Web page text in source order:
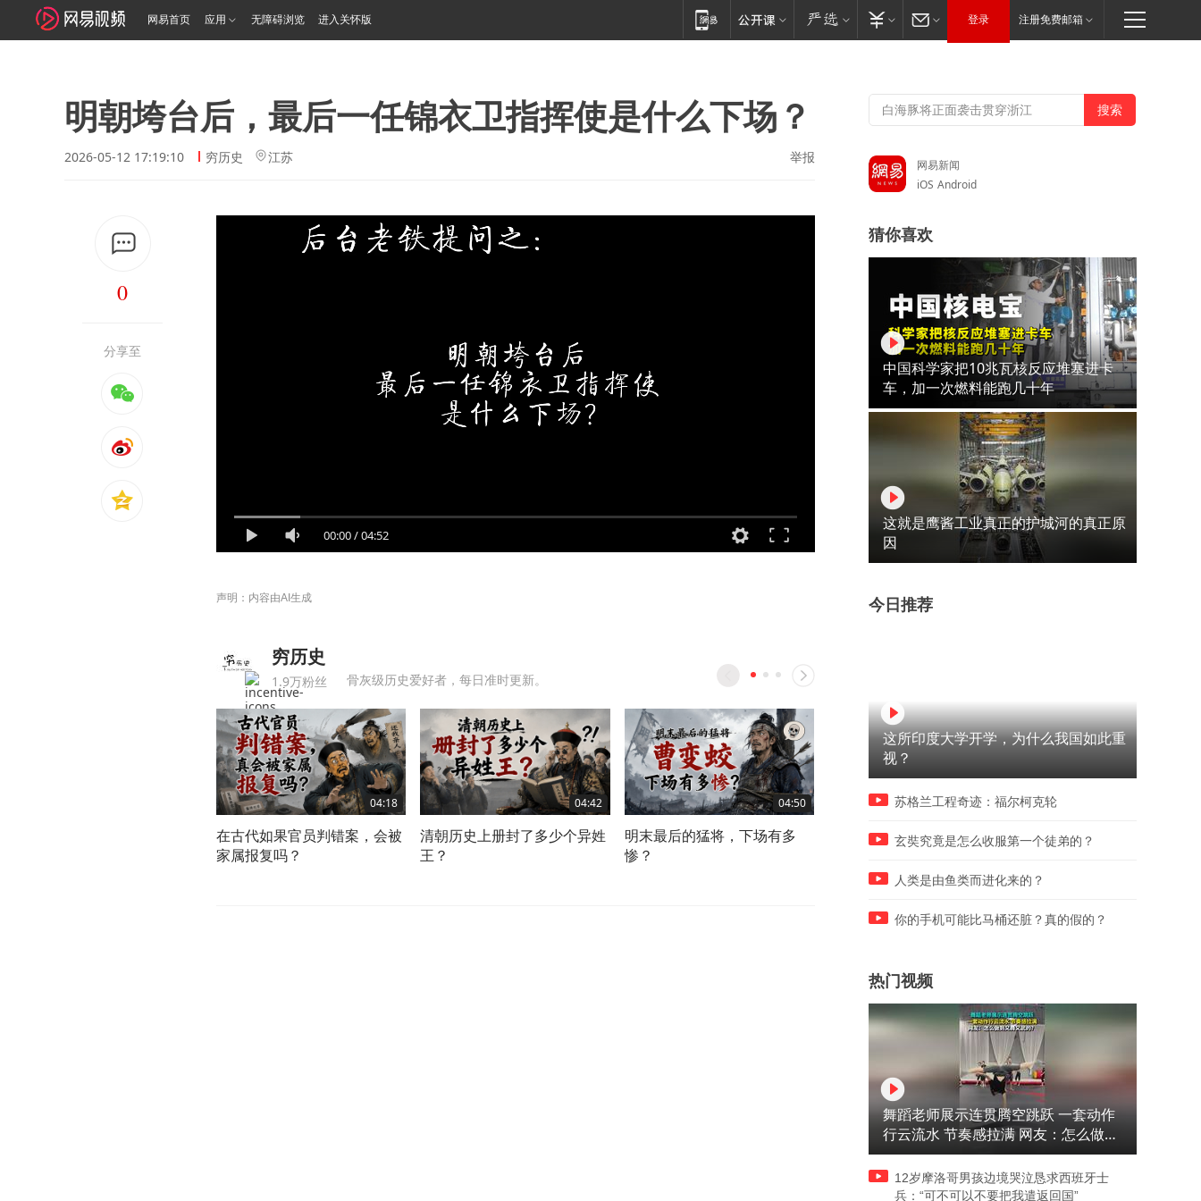
网易首页 应用 无障碍浏览 进入关怀版 登录 注册免费邮箱
明朝垮台后，最后一任锦衣卫指挥使是什么下场？
2026-05-12 17:19:10 穷历史 江苏 举报
0
分享至
00:00/04:52
声明：内容由AI生成
穷历史
1.9万粉丝 骨灰级历史爱好者，每日准时更新。
04:18
在古代如果官员判错案，会被
家属报复吗？
04:42
清朝历史上册封了多少个异姓
王？
04:50
明末最后的猛将，下场有多
惨？
04:12
在清帝退位诏书上签字的十一
是谁终结了乾隆盛世？
网易新闻
iOS Android
猜你喜欢
中国科学家把10兆瓦核反应堆塞进卡
车，加一次燃料能跑几十年
这就是鹰酱工业真正的护城河的真正原
因
今日推荐
这所印度大学开学，为什么我国如此重
视？
苏格兰工程奇迹：福尔柯克轮
玄奘究竟是怎么收服第一个徒弟的？
人类是由鱼类而进化来的？
你的手机可能比马桶还脏？真的假的？
热门视频
舞蹈老师展示连贯腾空跳跃 一套动作
行云流水 节奏感拉满 网友：怎么做到
又舞又武的？
12岁摩洛哥男孩边境哭泣恳求西班牙士
兵：“可不可以不要把我遣返回国”